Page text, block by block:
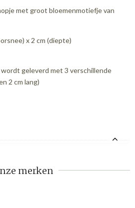
met groot bloemenmotiefje van
x 2 cm (diepte)
geleverd met 3 verschillende
2 cm lang)
merken